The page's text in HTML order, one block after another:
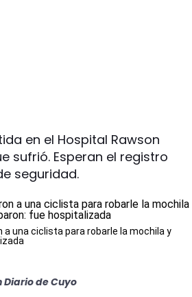
en el Hospital Rawson
sufrió. Esperan el registro
seguridad.
una ciclista para robarle la mochila y
Diario de Cuyo